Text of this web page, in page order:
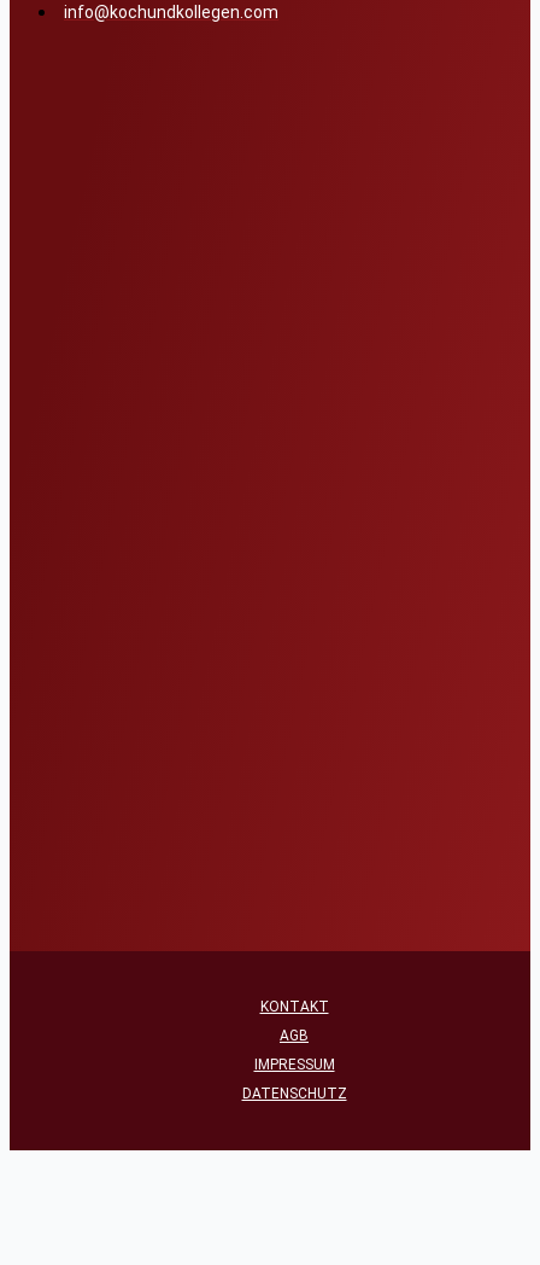
info@kochundkollegen.com
KONTAKT
AGB
IMPRESSUM
DATENSCHUTZ